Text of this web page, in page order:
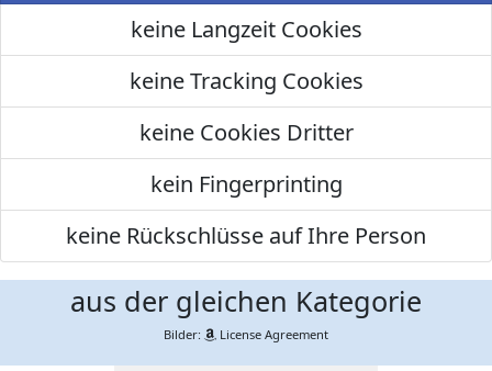
keine Langzeit Cookies
keine Tracking Cookies
keine Cookies Dritter
kein Fingerprinting
keine Rückschlüsse auf Ihre Person
aus der gleichen Kategorie
Bilder: License Agreement